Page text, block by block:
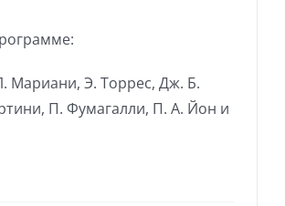
Мариани, Э. Торрес, Дж. Б.
П. Фумагалли, П. А. Йон и